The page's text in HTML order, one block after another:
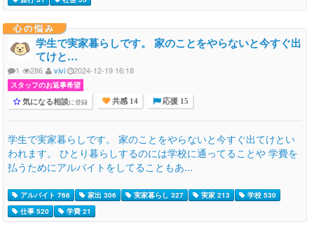
心の悩み
学生で実家暮らしです。 家のことをやらないと今すぐ出
てけと…
1 286 vivi 2024-12-19 16:18
スタッフのお返事希望
気になる相談に登録 共感 14 応援 15
学生で実家暮らしです。 家のことをやらないと今すぐ出てけとい
われます。 ひとり暮らしするのには学校に通ってることや 学費を
払うためにアルバイトをしてることもあ...
アルバイト 766 家出 306 実家暮らし 327 実家 213
学校 530
仕事 520
学費 21